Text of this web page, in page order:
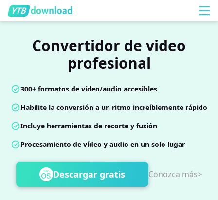
Convertidor de video
profesional
300+ formatos de vídeo/audio accesibles
Habilite la conversión a un ritmo increíblemente rápido
Incluye herramientas de recorte y fusión
Procesamiento de vídeo y audio en un solo lugar
Descargar gratis Conozca más>